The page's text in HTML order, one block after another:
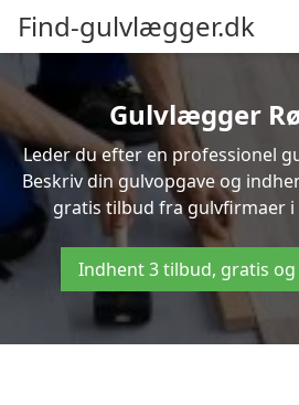
Find-gulvlægger.dk
Gulvlægger
Leder du efter en professionel
Beskriv din gulvopgave og
gratis tilbud fra gulvfirmaer i
Indhent 3 tilbud, gratis